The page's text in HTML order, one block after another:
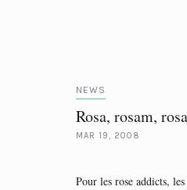
NEWS
Rosa, rosam,
MAR 19, 2008
Pour les rose addicts,